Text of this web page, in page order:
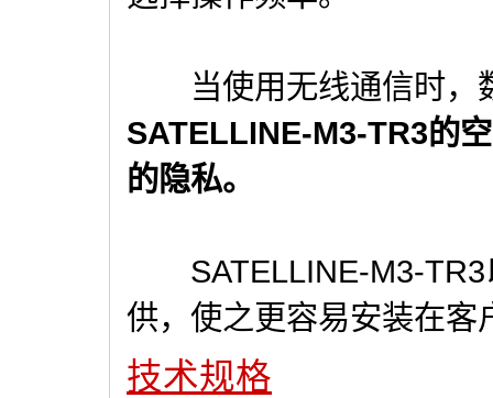
当使用无线通信时，
SATELLINE-M3-TR3的
的隐私。
SATELLINE-M3-TR3
供，使之更容易安装在客
技术规格